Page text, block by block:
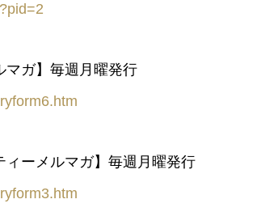
マガ】毎週月曜発行
ィーメルマガ】毎週月曜発行